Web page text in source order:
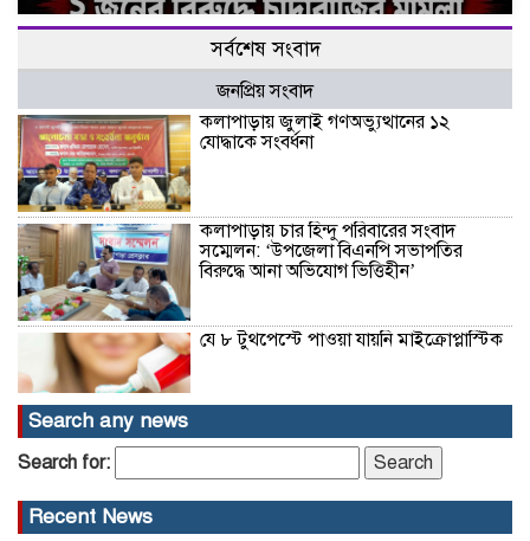
সর্বশেষ সংবাদ
জনপ্রিয় সংবাদ
কলাপাড়ায় জুলাই গণঅভ্যুত্থানের ১২
যোদ্ধাকে সংবর্ধনা
কলাপাড়ায় চার হিন্দু পরিবারের সংবাদ
সম্মেলন: ‘উপজেলা বিএনপি সভাপতির
বিরুদ্ধে আনা অভিযোগ ভিত্তিহীন’
যে ৮ টুথপেস্টে পাওয়া যায়নি মাইক্রোপ্লাস্টিক
হারিচ আহম্মদ হত্যা মামলার আরও দুই
এজাহারভুক্ত আসামি ঢাকা-নারায়ণগঞ্জ থেকে
Search any news
Search for:
Recent News